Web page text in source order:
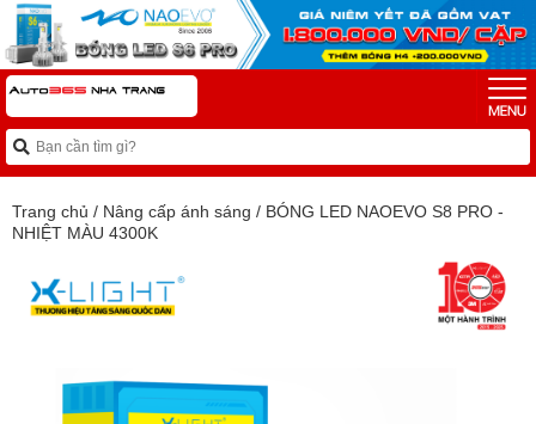
Trang chủ / Nâng cấp ánh sáng / BÓNG LED NAOEVO S8 PRO -
NHIỆT MÀU 4300K